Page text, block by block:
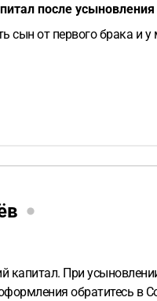
после
сын от первого брака и
капитал. При
обратитесь